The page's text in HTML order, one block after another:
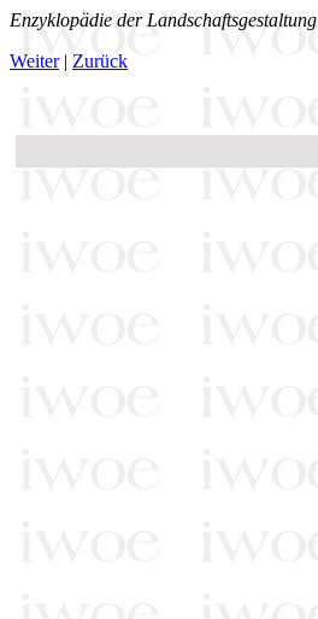
Enzyklopädie der Landschaftsgestaltung
Weiter| Zurück